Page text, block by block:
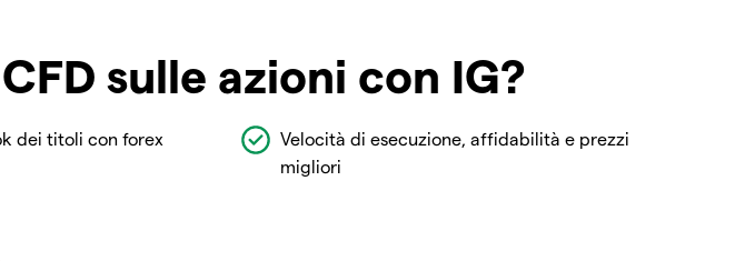
sulle azioni con IG?
dei titoli con forex
Velocità di esecuzione, affidabilità e prezzi
migliori